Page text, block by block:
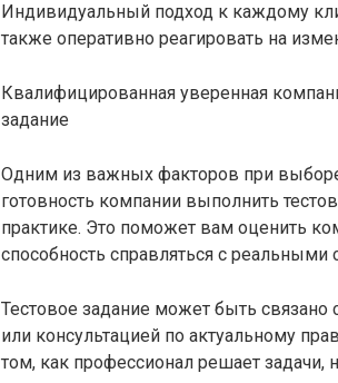
Индивидуальный подход к каждому
также оперативно реагировать на
Квалифицированная уверенная
задание
Одним из важных факторов при
готовность компании выполнить
практике. Это поможет вам оценить
способность справляться с реальными
Тестовое задание может быть связано
или консультацией по актуальному
том, как профессионал решает задачи,